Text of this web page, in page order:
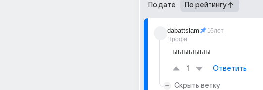
По дате По рейтингу
dabattslam
Профи
16лет
ыыыыыыы
1 Ответить
Скрыть ветку